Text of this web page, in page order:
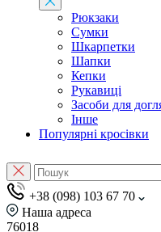
Рюкзаки
Сумки
Шкарпетки
Шапки
Кепки
Рукавиці
Засоби для
Інше
Популярні кросівки
+38 (098) 103 67 70
Наша адреса
76018